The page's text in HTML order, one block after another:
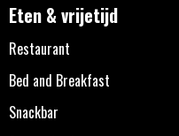
Eten & vrijetijd
Restaurant
Bed and Breakfast
Snackbar